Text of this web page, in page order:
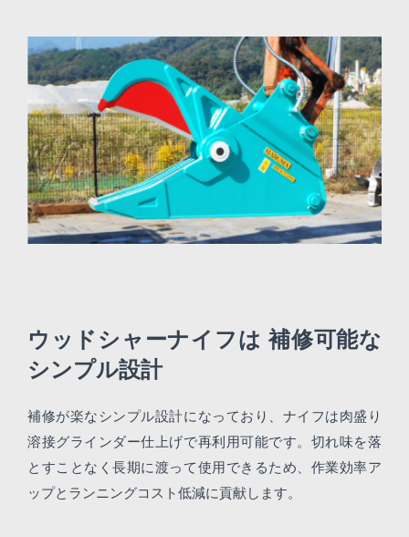
ウッドシャーナイフは 補修可能な
シンプル設計
補修が楽なシンプル設計になっており、ナイフは肉盛り
溶接グラインダー仕上げで再利用可能です。切れ味を落
とすことなく長期に渡って使用できるため、作業効率ア
ップとランニングコスト低減に貢献します。